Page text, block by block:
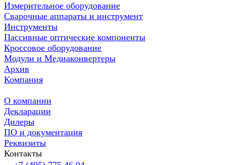
Измерительное оборудование
Сварочные аппараты и инструмент
Инструменты
Пассивные оптические компоненты
Кроссовое оборудование
Модули и Медиаконвертеры
Архив
Компания
О компании
Декларации
Дилеры
ПО и документация
Реквизиты
Контакты